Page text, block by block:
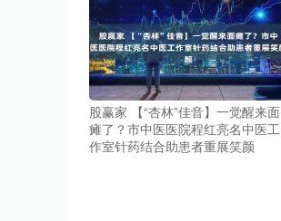
股赢家 【“杏林”佳音】一觉醒来面
瘫了？市中医医院程红亮名中医工
作室针药结合助患者重展笑颜